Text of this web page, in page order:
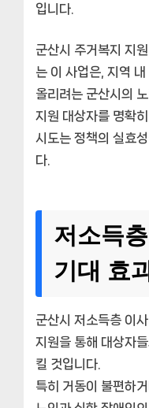
입니다.
군산시 주거복지 지
는 이 사업은, 지역
올리려는 군산시의
지원 대상자를 명확
시도는 정책의 실효
다.
저소득
기대 효
군산시 저소득층 이
지원을 통해 대상자
킬 것입니다.
특히 거동이 불편하